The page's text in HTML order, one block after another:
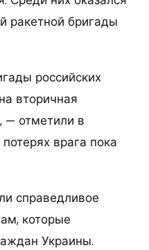
ракетной бригады
российских
вторичная
— отметили в
врага пока
справедливое
которые
Украины.